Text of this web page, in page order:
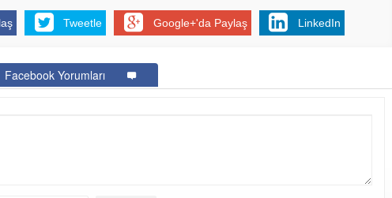
Tweetle Google+'da Paylaş LinkedIn
Facebook Yorumları